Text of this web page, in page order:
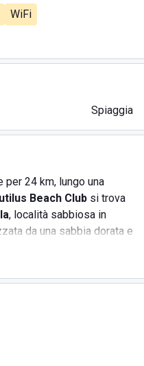
WiFi
Spiaggia
per 24 km, lungo una
Beach Club si trova
, località sabbiosa in
da una sabbia dorata e
perfetto per una
giocare in tranquillità.